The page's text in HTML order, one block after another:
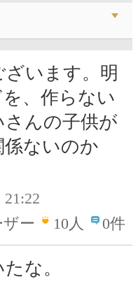
います。明
、作らない
さんの子供が
ないのか
ー
10人 0件
な。